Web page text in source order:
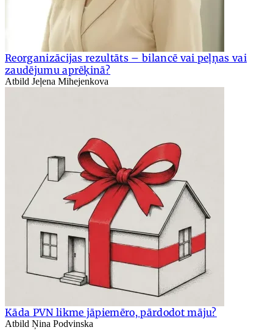
Reorganizācijas rezultāts – bilancē vai peļņas vai
zaudējumu aprēķinā?
Atbild Jeļena Mihejenkova
Kāda PVN likme jāpiemēro, pārdodot māju?
Atbild Ņina Podvinska